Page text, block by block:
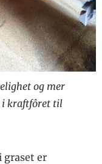
og mer
i kraftfôret til
graset er